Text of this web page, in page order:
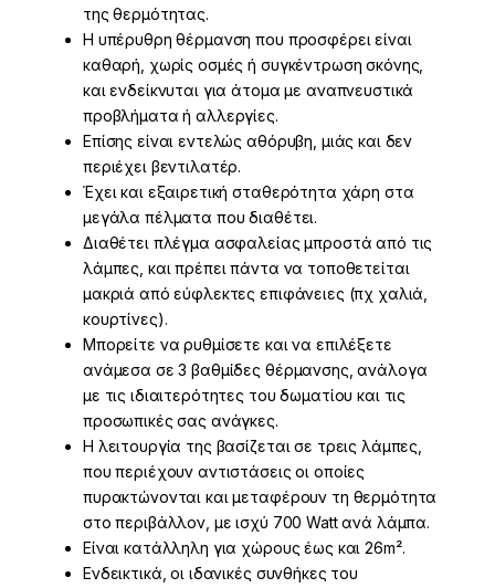
της θερμότητας.
Η υπέρυθρη θέρμανση που προσφέρει είναι
καθαρή, χωρίς οσμές ή συγκέντρωση σκόνης,
και ενδείκνυται για άτομα με αναπνευστικά
προβλήματα ή αλλεργίες.
Επίσης είναι εντελώς αθόρυβη, μιάς και δεν
περιέχει βεντιλατέρ.
Έχει και εξαιρετική σταθερότητα χάρη στα
μεγάλα πέλματα που διαθέτει.
Διαθέτει πλέγμα ασφαλείας μπροστά από τις
λάμπες, και πρέπει πάντα να τοποθετείται
μακριά από εύφλεκτες επιφάνειες (πχ χαλιά,
κουρτίνες).
Μπορείτε να ρυθμίσετε και να επιλέξετε
ανάμεσα σε 3 βαθμίδες θέρμανσης, ανάλογα
με τις ιδιαιτερότητες του δωματίου και τις
προσωπικές σας ανάγκες.
Η λειτουργία της βασίζεται σε τρεις λάμπες,
που περιέχουν αντιστάσεις οι οποίες
πυρακτώνονται και μεταφέρουν τη θερμότητα
στο περιβάλλον, με ισχύ 700 Watt ανά λάμπα.
Είναι κατάλληλη για χώρους έως και 26m².
Ενδεικτικά, οι ιδανικές συνθήκες του